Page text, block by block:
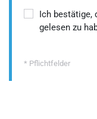
Ich bestätige,
gelesen zu
* Pflichtfelder